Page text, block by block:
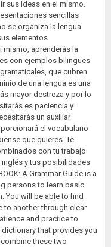
sus ideas en el mismo.
sencillas
se organiza la lengua
elementos
mismo, aprenderás la
con ejemplos bilingües
que cubren
de una lengua es una
mayor destreza y por lo
es paciencia y
un auxiliar
el vocabulario
que quieres. Te
con tu trabajo
y tus posibilidades
A Grammar Guide is a
persons to learn basic
You will be able to find
to another through clear
and practice to
that provides you
these two